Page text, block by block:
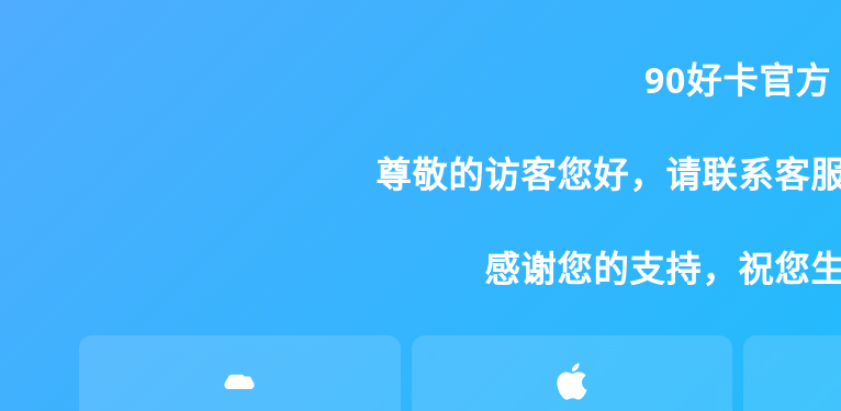
90好卡官方
尊敬的访客您好，请联系客
感谢您的支持，祝您